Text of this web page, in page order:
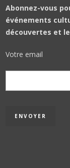
Abonnez-vous
événements
découvertes et
Votre email